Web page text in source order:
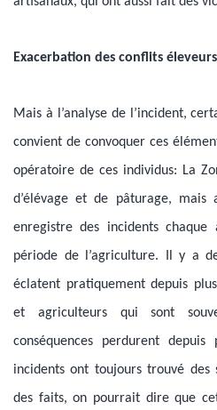
Exacerbation des conflits
Mais à l’analyse de l’incident,
convient de convoquer ces
opératoire de ces individus: La
d’élévage et de pâturage, mais
enregistre des incidents chaque
période de l’agriculture. Il y a
éclatent pratiquement depuis
et agriculteurs qui sont
conséquences perdurent
incidents ont toujours trouvé des
des faits, on pourrait dire que